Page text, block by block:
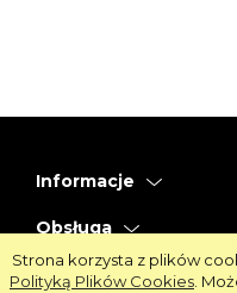
Strona korzysta z plików
Polityką Plików Cookies .
Informacje
Obsługa
Strefa Klienta